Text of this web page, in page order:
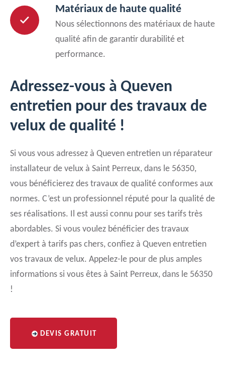
Matériaux de haute qualité
Nous sélectionnons des matériaux de haute
qualité afin de garantir durabilité et
performance.
Adressez-vous à Queven
entretien pour des travaux de
velux de qualité !
Si vous vous adressez à Queven entretien un réparateur
installateur de velux à Saint Perreux, dans le 56350,
vous bénéficierez des travaux de qualité conformes aux
normes. C’est un professionnel réputé pour la qualité de
ses réalisations. Il est aussi connu pour ses tarifs très
abordables. Si vous voulez bénéficier des travaux
d’expert à tarifs pas chers, confiez à Queven entretien
vos travaux de velux. Appelez-le pour de plus amples
informations si vous êtes à Saint Perreux, dans le 56350
!
DEVIS GRATUIT